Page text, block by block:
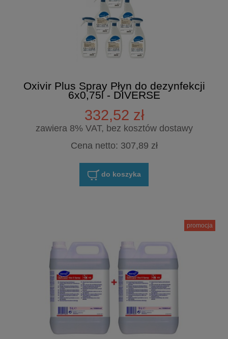
Oxivir Plus Spray Płyn do dezynfekcji
6x0,75l - DIVERSE
332,52 zł
zawiera 8% VAT, bez kosztów dostawy
Cena netto: 307,89 zł
do koszyka
promocja